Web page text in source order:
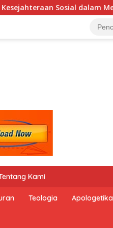
Indonesia Emas 2045”,
Kami
Teologia Apologetika